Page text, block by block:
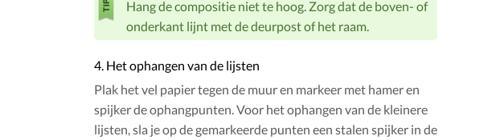
Hang de compositie niet te hoog. Zorg dat de boven- of
onderkant lijnt met de deurpost of het raam.
4. Het ophangen van de lijsten
Plak het vel papier tegen de muur en markeer met hamer en
spijker de ophangpunten. Voor het ophangen van de kleinere
lijsten, sla je op de gemarkeerde punten een stalen spijker in de